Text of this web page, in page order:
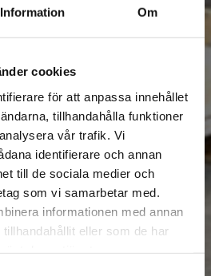
Information Om
cookies
för att anpassa innehållet
tillhandahålla funktioner
vår trafik. Vi
identifierare och annan
till de sociala medier och
som vi samarbetar med.
informationen med annan
eller som de har
för